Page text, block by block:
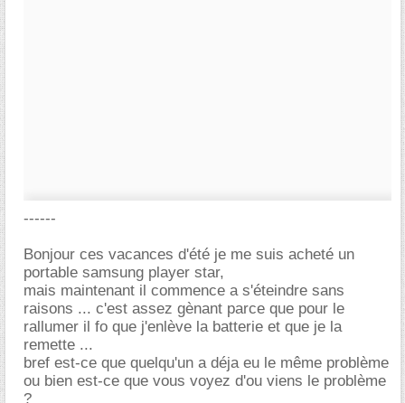
------
Bonjour ces vacances d'été je me suis acheté un
portable samsung player star,
mais maintenant il commence a s'éteindre sans
raisons ... c'est assez gènant parce que pour le
rallumer il fo que j'enlève la batterie et que je la
remette ...
bref est-ce que quelqu'un a déja eu le même problème
ou bien est-ce que vous voyez d'ou viens le problème
?